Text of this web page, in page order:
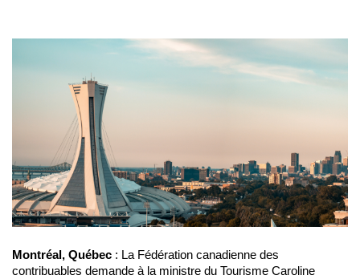
Montréal, Québec : La Fédération canadienne des
contribuables demande à la ministre du Tourisme Caroline